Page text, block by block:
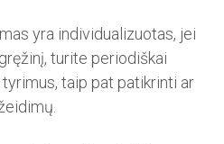
yra individualizuotas, jei
turite periodiškai
taip pat patikrinti ar